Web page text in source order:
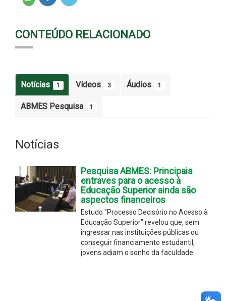
CONTEÚDO RELACIONADO
Notícias 1 Vídeos 3 Áudios 1
ABMES Pesquisa 1
Notícias
Pesquisa ABMES: Principais
entraves para o acesso à
Educação Superior ainda são
aspectos financeiros
Estudo "Processo Decisório no Acesso à
Educação Superior" revelou que, sem
ingressar nas instituições públicas ou
conseguir financiamento estudantil,
jovens adiam o sonho da faculdade